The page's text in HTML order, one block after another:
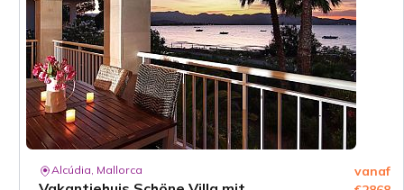
Alcúdia, Mallorca
vanaf